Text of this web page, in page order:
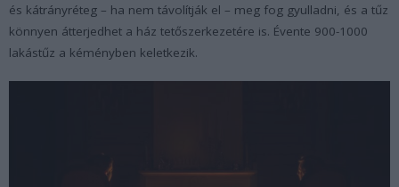
és kátrányréteg – ha nem távolítják el – meg fog gyulladni, és a tűz
könnyen átterjedhet a ház tetőszerkezetére is. Évente 900-1000
lakástűz a kéményben keletkezik.